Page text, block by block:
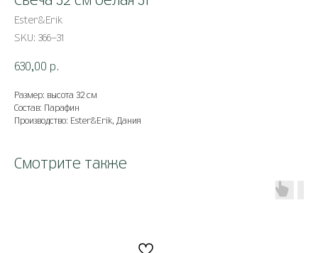
Ester&Erik
SKU: 366-31
630,00 р.
Размер: высота 32 см
Состав: Парафин
Производство: Ester&Erik, Дания
Смотрите также